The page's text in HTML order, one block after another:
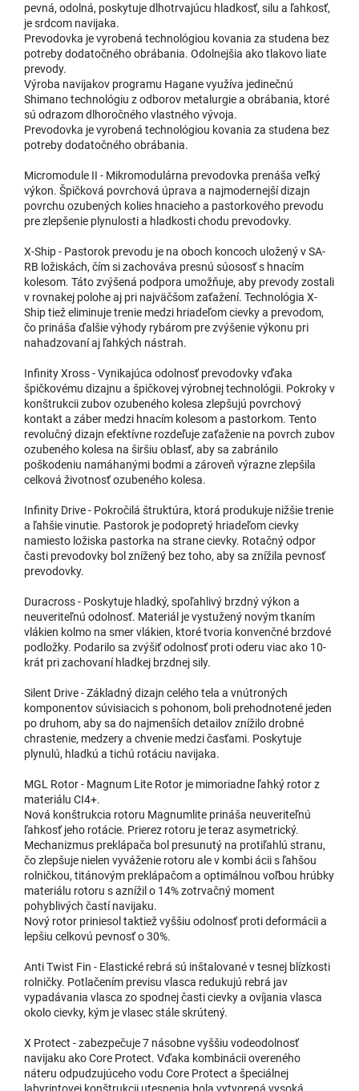
pevná, odolná, poskytuje dlhotrvajúcu hladkosť, silu a ľahkosť,
je srdcom navijaka.
Prevodovka je vyrobená technológiou kovania za studena bez
potreby dodatočného obrábania. Odolnejšia ako tlakovo liate
prevody.
Výroba navijakov programu Hagane využíva jedinečnú
Shimano technológiu z odborov metalurgie a obrábania, ktoré
sú odrazom dlhoročného vlastného vývoja.
Prevodovka je vyrobená technológiou kovania za studena bez
potreby dodatočného obrábania.
Micromodule II - Mikromodulárna prevodovka prenáša veľký
výkon. Špičková povrchová úprava a najmodernejší dizajn
povrchu ozubených kolies hnacieho a pastorkového prevodu
pre zlepšenie plynulosti a hladkosti chodu prevodovky.
X-Ship - Pastorok prevodu je na oboch koncoch uložený v SA-
RB ložiskách, čím si zachováva presnú súososť s hnacím
kolesom. Táto zvýšená podpora umožňuje, aby prevody zostali
v rovnakej polohe aj pri najväčšom zaťažení. Technológia X-
Ship tiež eliminuje trenie medzi hriadeľom cievky a prevodom,
čo prináša ďalšie výhody rybárom pre zvýšenie výkonu pri
nahadzovaní aj ľahkých nástrah.
Infinity Xross - Vynikajúca odolnosť prevodovky vďaka
špičkovému dizajnu a špičkovej výrobnej technológii. Pokroky v
konštrukcii zubov ozubeného kolesa zlepšujú povrchový
kontakt a záber medzi hnacím kolesom a pastorkom. Tento
revolučný dizajn efektívne rozdeľuje zaťaženie na povrch zubov
ozubeného kolesa na širšiu oblasť, aby sa zabránilo
poškodeniu namáhanými bodmi a zároveň výrazne zlepšila
celková životnosť ozubeného kolesa.
Infinity Drive - Pokročilá štruktúra, ktorá produkuje nižšie trenie
a ľahšie vinutie. Pastorok je podopretý hriadeľom cievky
namiesto ložiska pastorka na strane cievky. Rotačný odpor
časti prevodovky bol znížený bez toho, aby sa znížila pevnosť
prevodovky.
Duracross - Poskytuje hladký, spoľahlivý brzdný výkon a
neuveriteľnú odolnosť. Materiál je vystužený novým tkaním
vlákien kolmo na smer vlákien, ktoré tvoria konvenčné brzdové
podložky. Podarilo sa zvýšiť odolnosť proti oderu viac ako 10-
krát pri zachovaní hladkej brzdnej sily.
Silent Drive - Základný dizajn celého tela a vnútroných
komponentov súvisiacich s pohonom, boli prehodnotené jeden
po druhom, aby sa do najmenších detailov znížilo drobné
chrastenie, medzery a chvenie medzi časťami. Poskytuje
plynulú, hladkú a tichú rotáciu navijaka.
MGL Rotor - Magnum Lite Rotor je mimoriadne ľahký rotor z
materiálu CI4+.
Nová konštrukcia rotoru Magnumlite prináša neuveriteľnú
ľahkosť jeho rotácie. Prierez rotoru je teraz asymetrický.
Mechanizmus preklápača bol presunutý na protiľahlú stranu,
čo zlepšuje nielen vyváženie rotoru ale v kombi ácii s ľahšou
rolničkou, titánovým preklápačom a optimálnou voľbou hrúbky
materiálu rotoru s aznížil o 14% zotrvačný moment
pohyblivých častí navijaku.
Nový rotor priniesol taktiež vyššiu odolnosť proti deformácii a
lepšiu celkovú pevnosť o 30%.
Anti Twist Fin - Elastické rebrá sú inštalované v tesnej blízkosti
rolničky. Potlačením previsu vlasca redukujú rebrá jav
vypadávania vlasca zo spodnej časti cievky a ovíjania vlasca
okolo cievky, kým je vlasec stále skrútený.
X Protect - zabezpečuje 7 násobne vyššiu vodeodolnosť
navijaku ako Core Protect. Vďaka kombinácii overeného
náteru odpudzujúceho vodu Core Protect a špeciálnej